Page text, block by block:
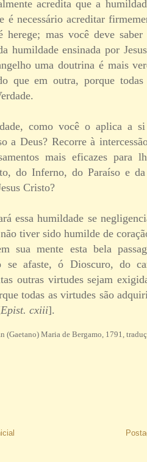
acredita que a
é necessário acreditar
mas você deve
humildade ensinada por
uma doutrina é mais
que em outra, porque todas
como você o aplica a
a Deus? Recorre à
mais eficazes para
do Inferno, do Paraíso e da
Cristo?
essa humildade se
tiver sido humilde de
sua mente esta bela
se afaste, ó Dioscuro, do
outras virtudes sejam
todas as virtudes são
Epist. cxiii].
(Gaetano) Maria de Bergamo, 1791,